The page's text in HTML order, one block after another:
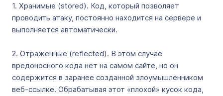
1. Хранимые (stored). Код, который позволяет
проводить атаку, постоянно находится на сервере и
выполняется автоматически.
2. Отражённые (reflected). В этом случае
вредоносного кода нет на самом сайте, но он
содержится в заранее созданной злоумышленником
веб-ссылке. Обрабатывая этот «плохой» кусок кода,